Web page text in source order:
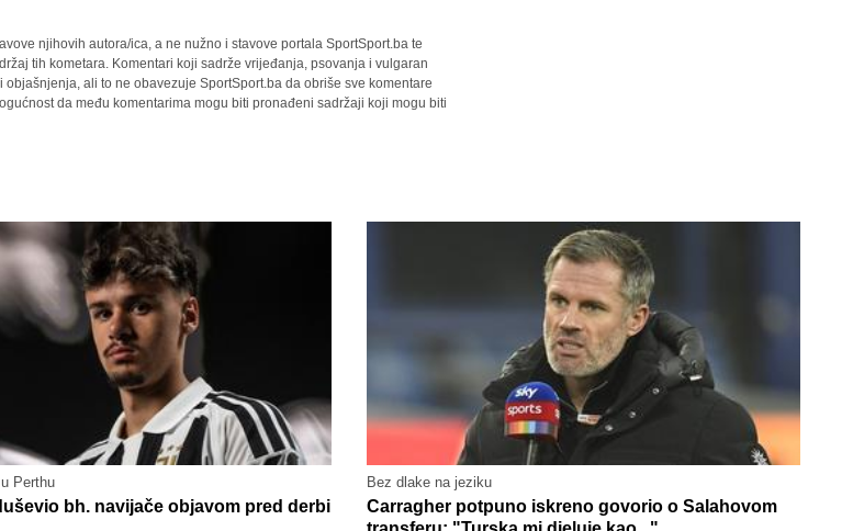
njihovih autora/ica, a ne nužno i stavove portala SportSport.ba te
tih kometara. Komentari koji sadrže vrijeđanja, psovanja i vulgaran
ali to ne obavezuje SportSport.ba da obriše sve komentare
da među komentarima mogu biti pronađeni sadržaji koji mogu biti
Perthu
bh. navijače objavom pred derbi
Bez dlake na jeziku
Carragher potpuno iskreno govorio o Salahovom